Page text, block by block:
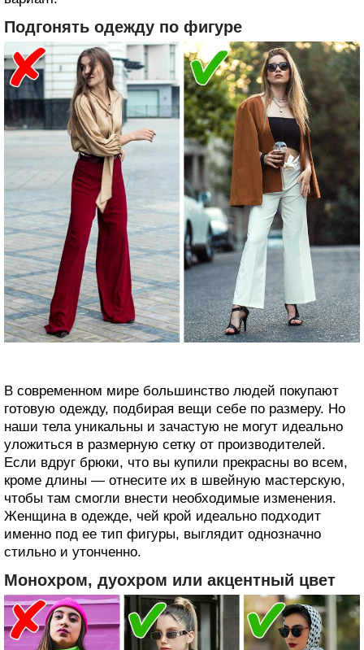
Подгонять одежду по фигуре
В современном мире большинство людей покупают
готовую одежду, подбирая вещи себе по размеру. Но
наши тела уникальны и зачастую не могут идеально
уложиться в размерную сетку от производителей.
Если вдруг брюки, что вы купили прекрасны во всем,
кроме длины — отнесите их в швейную мастерскую,
чтобы там смогли внести необходимые изменения.
Женщина в одежде, чей крой идеально подходит
именно под ее тип фигуры, выглядит однозначно
стильно и утонченно.
Монохром, дуохром или акцентный цвет